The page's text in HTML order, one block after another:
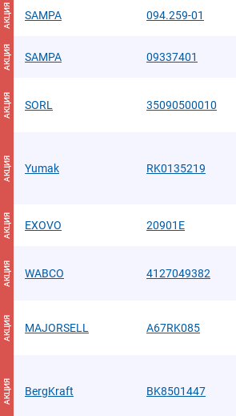
АКЦИЯ SAMPA 094.259-01
АКЦИЯ SAMPA 09337401
АКЦИЯ SORL 35090500010
АКЦИЯ Yumak RK0135219
АКЦИЯ EXOVO 20901E
АКЦИЯ WABCO 4127049382
АКЦИЯ MAJORSELL A67RK085
АКЦИЯ BergKraft BK8501447